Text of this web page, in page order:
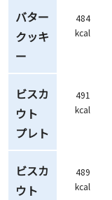
バター
クッキ
ー
484
kcal
ビスカ
ウト
プレト
491
kcal
ビスカ
ウト
489
kcal